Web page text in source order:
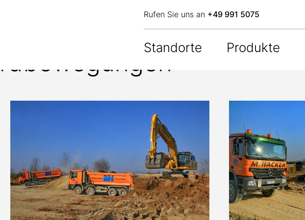
Rufen Sie uns an +49 991 5075
Standorte Produkte